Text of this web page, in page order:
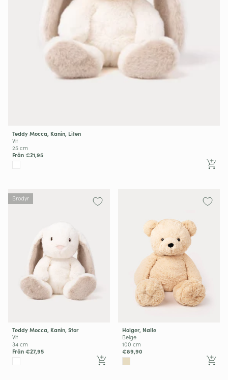
Teddy Mocca, Kanin, Liten
Vit
25 cm
Från €21,95
Brodyr
Teddy Mocca, Kanin, Stor
Vit
34 cm
Från €27,95
Holger, Nalle
Beige
100 cm
€89,90